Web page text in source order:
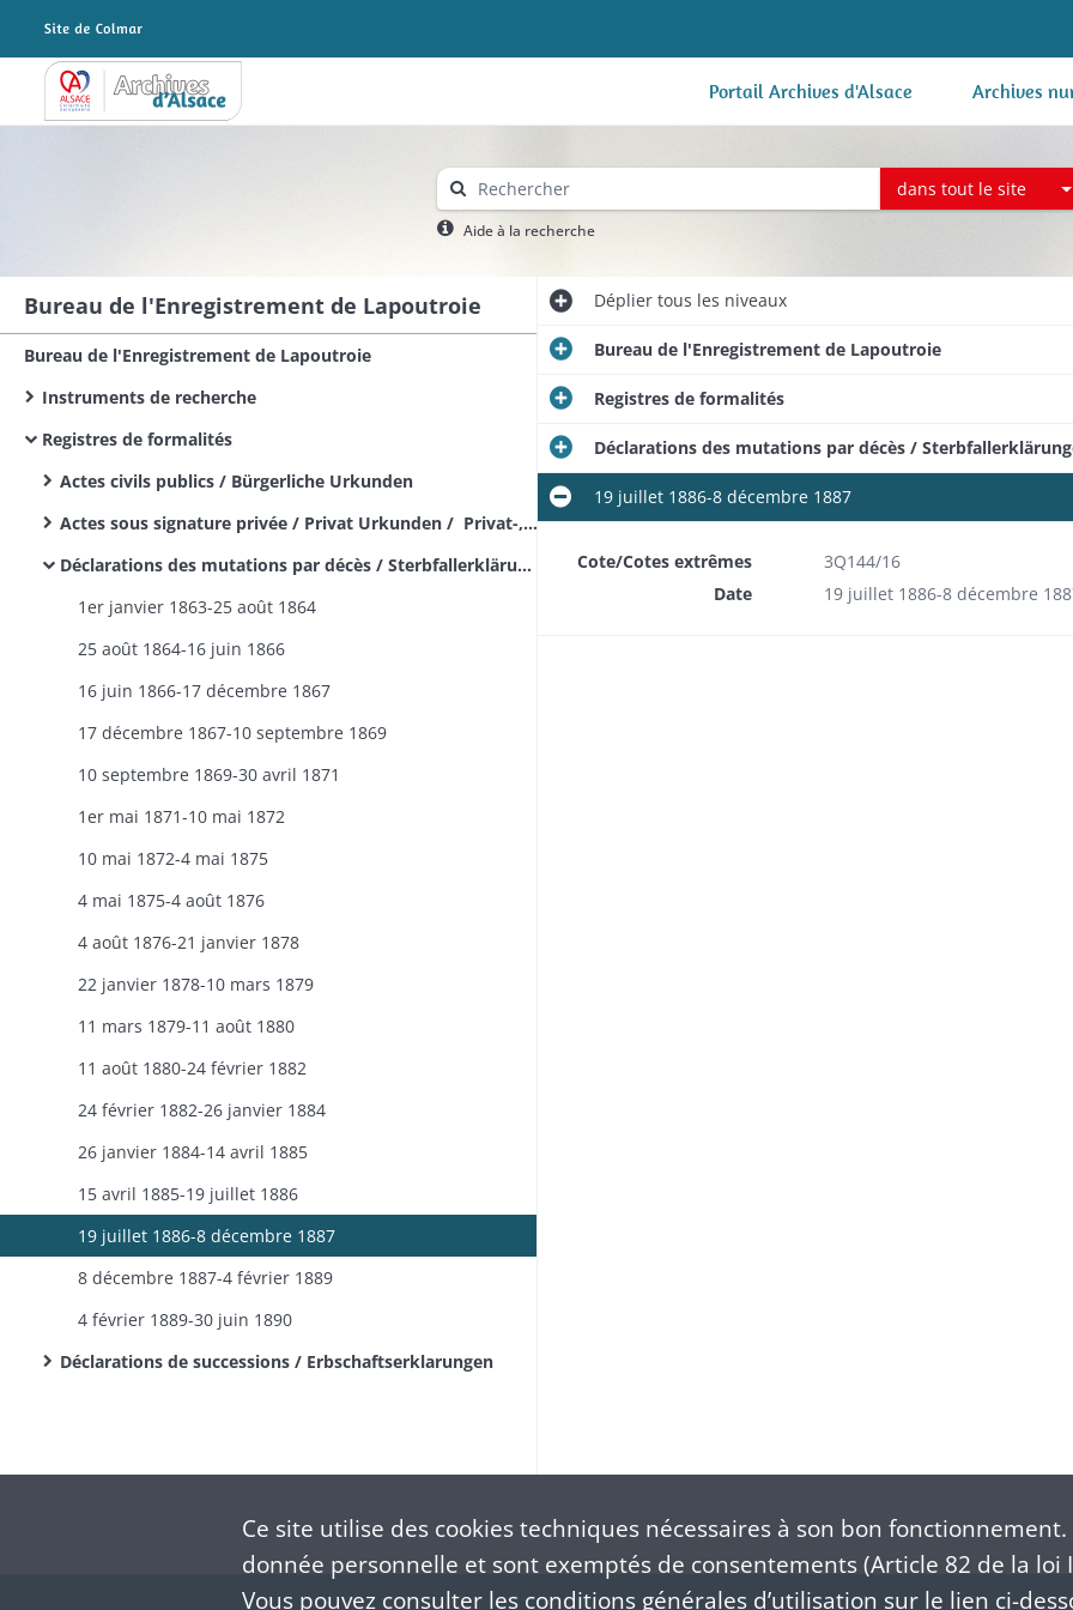
Archives Alsace - Colmar Portail Archives d'Alsace Archives
dans tout le site
Aide à la recherche
Bureau de l'Enregistrement de Lapoutroie
Bureau de l'Enregistrement de Lapoutroie
Instruments de recherche
Registres de formalités
Actes civils publics / Bürgerliche Urkunden
Actes sous signature privée / Privat Urkunden / Privat-, Gerichts- und Gerichtsvollzieher Urkunden
Déclarations des mutations par décès / Sterbfallerklärungen
1er janvier 1863-25 août 1864
25 août 1864-16 juin 1866
16 juin 1866-17 décembre 1867
17 décembre 1867-10 septembre 1869
10 septembre 1869-30 avril 1871
1er mai 1871-10 mai 1872
10 mai 1872-4 mai 1875
4 mai 1875-4 août 1876
4 août 1876-21 janvier 1878
22 janvier 1878-10 mars 1879
11 mars 1879-11 août 1880
11 août 1880-24 février 1882
24 février 1882-26 janvier 1884
26 janvier 1884-14 avril 1885
15 avril 1885-19 juillet 1886
19 juillet 1886-8 décembre 1887
8 décembre 1887-4 février 1889
4 février 1889-30 juin 1890
Déclarations de successions / Erbschaftserklarungen
Dépliertous les niveaux
Bureau de l'Enregistrement de Lapoutroie
Registres de formalités
Déclarations des mutations par décès /
19 juillet 1886-8 décembre 1887
Cote/Cotes extrêmes
3Q144/16
Date
19 juillet 1886-8 décembre
Ce site utilise des cookiestechniques nécessaires à son bon
donnée personnelle et sont exemptés de consentements (Article 82 de la
Vous pouvez consulter les conditions générales d’utilisation sur le lien ci-